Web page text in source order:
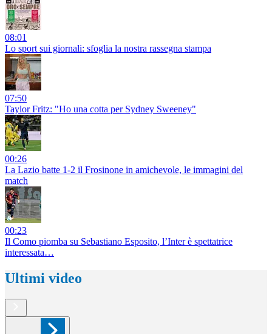
08:01
Lo sport sui giornali: sfoglia la nostra rassegna stampa
07:50
Taylor Fritz: "Ho una cotta per Sydney Sweeney"
00:26
La Lazio batte 1-2 il Frosinone in amichevole, le immagini del
match
00:23
Il Como piomba su Sebastiano Esposito, l’Inter è spettatrice
interessata…
Ultimi video